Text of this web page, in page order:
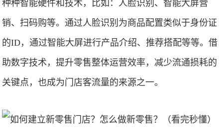
种种智能硬件和技术，比如：人脸识别、智能大屏营
销、扫码购等。通过人脸识别为商品配置类似于身份证
的ID，通过智能大屏进行产品介绍、推荐搭配等等。借
助数字技术，提升零售整体运营效率，减少流通损耗的
关键点，也成为门店客流量的来源之一。